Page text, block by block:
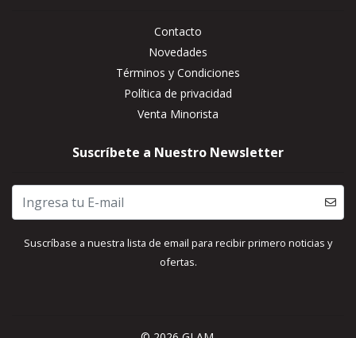
Contacto
Novedades
Términos y Condiciones
Política de privacidad
Venta Minorista
Suscríbete a Nuestro Newsletter
Suscríbase a nuestra lista de email para recibir primero noticias y
ofertas.